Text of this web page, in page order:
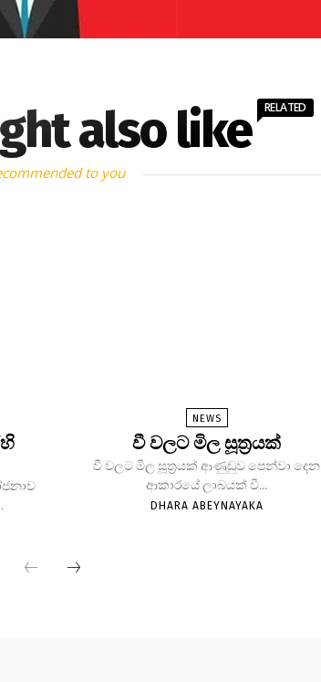
also like RELATED
to you
NEWS
වී වලට මිල සූත්‍රයක්
වී වලට මිල සූත්‍රයක් ආණුඩුව පෙන්වා දෙන
ආකාරයේ ලාබයක් වී...
DHARA ABEYNAYAKA